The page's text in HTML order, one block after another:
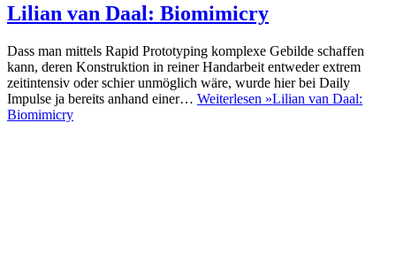
Lilian van Daal: Biomimicry
Dass man mittels Rapid Prototyping komplexe Gebilde schaffen
kann, deren Konstruktion in reiner Handarbeit entweder extrem
zeitintensiv oder schier unmöglich wäre, wurde hier bei Daily
Impulse ja bereits anhand einer… Weiterlesen »Lilian van Daal:
Biomimicry